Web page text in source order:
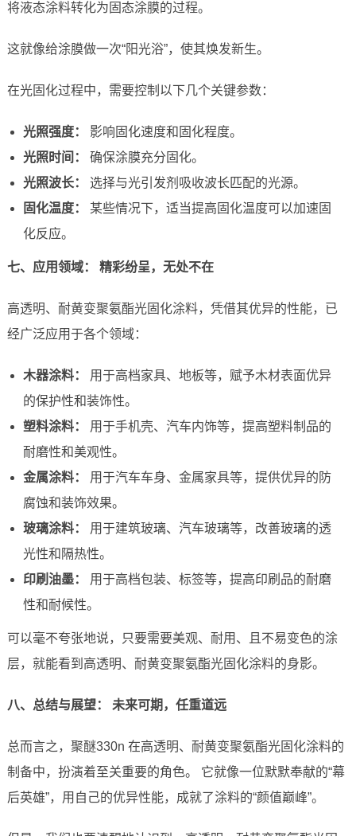
将液态涂料转化为固态涂膜的过程。
这就像给涂膜做一次“阳光浴”，使其焕发新生。
在光固化过程中，需要控制以下几个关键参数：
光照强度：
影响固化速度和固化程度。
光照时间：
确保涂膜充分固化。
光照波长：
选择与光引发剂吸收波长匹配的光源。
固化温度：
某些情况下，适当提高固化温度可以加速固
化反应。
七、应用领域： 精彩纷呈，无处不在
高透明、耐黄变聚氨酯光固化涂料，凭借其优异的性能，已
经广泛应用于各个领域：
木器涂料：
用于高档家具、地板等，赋予木材表面优异
的保护性和装饰性。
塑料涂料：
用于手机壳、汽车内饰等，提高塑料制品的
耐磨性和美观性。
金属涂料：
用于汽车车身、金属家具等，提供优异的防
腐蚀和装饰效果。
玻璃涂料：
用于建筑玻璃、汽车玻璃等，改善玻璃的透
光性和隔热性。
印刷油墨：
用于高档包装、标签等，提高印刷品的耐磨
性和耐候性。
可以毫不夸张地说，只要需要美观、耐用、且不易变色的涂
层，就能看到高透明、耐黄变聚氨酯光固化涂料的身影。
八、总结与展望： 未来可期，任重道远
总而言之，聚醚330n 在高透明、耐黄变聚氨酯光固化涂料的
制备中，扮演着至关重要的角色。 它就像一位默默奉献的“幕
后英雄”，用自己的优异性能，成就了涂料的“颜值巅峰”。